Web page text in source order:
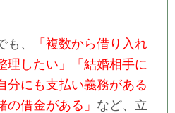
、
「複数から借り入れ
理したい」「結婚相手に
分にも支払い義務がある
借金がある」 など、立